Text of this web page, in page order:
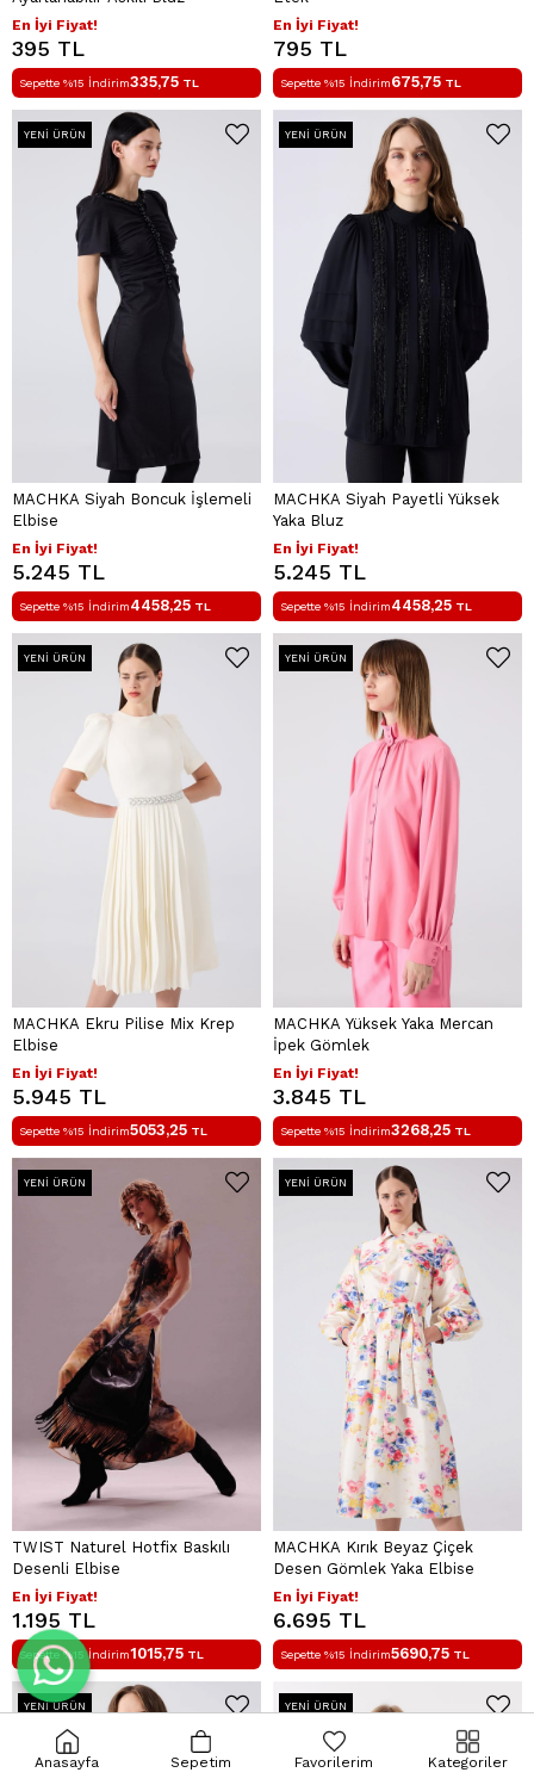
En İyi Fiyat!
395 TL
Sepette %15 İndirim335,75 TL
En İyi Fiyat!
795 TL
Sepette %15 İndirim675,75 TL
YENI ÜRÜN
MACHKA Siyah Boncuk İşlemeli
Elbise
En İyi Fiyat!
5.245 TL
Sepette %15 İndirim4458,25 TL
YENI ÜRÜN
MACHKA Siyah Payetli Yüksek
Yaka Bluz
En İyi Fiyat!
5.245 TL
Sepette %15 İndirim4458,25 TL
YENI ÜRÜN
MACHKA Ekru Pilise Mix Krep
Elbise
En İyi Fiyat!
5.945 TL
Sepette %15 İndirim5053,25 TL
YENI ÜRÜN
MACHKA Yüksek Yaka Mercan
İpek Gömlek
En İyi Fiyat!
3.845 TL
Sepette %15 İndirim3268,25 TL
YENI ÜRÜN
TWIST Naturel Hotfix Baskılı
Desenli Elbise
En İyi Fiyat!
1.195 TL
Sepette %15 İndirim1015,75 TL
YENI ÜRÜN
MACHKA Kırık Beyaz Çiçek
Desen Gömlek Yaka Elbise
En İyi Fiyat!
6.695 TL
Sepette %15 İndirim5690,75 TL
YENI ÜRÜN YENI ÜRÜN
Anasayfa Sepetim Favorilerim Kategoriler